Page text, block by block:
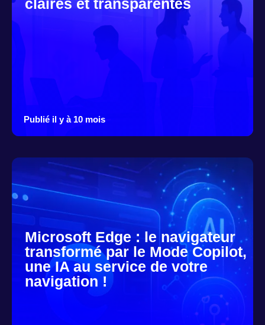
claires et transparentes
Publié il y à 10 mois
Microsoft Edge : le navigateur
transformé par le Mode Copilot,
une IA au service de votre
navigation !